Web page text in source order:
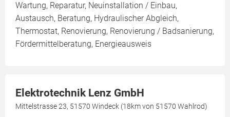
Wartung, Reparatur, Neuinstallation / Einbau,
Austausch, Beratung, Hydraulischer Abgleich,
Thermostat, Renovierung, Renovierung / Badsanierung,
Fördermittelberatung, Energieausweis
Elektrotechnik Lenz GmbH
Mittelstrasse 23, 51570 Windeck (18km von 51570 Wahlrod)